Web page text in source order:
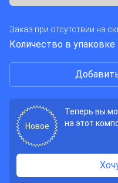
Заказ при отсутствии на
Количество в упаковке
Новое
Теперь вы
на этот